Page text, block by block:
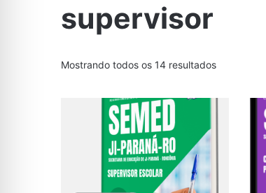
supervisor
Mostrando todos os 14 resultadosClassificado